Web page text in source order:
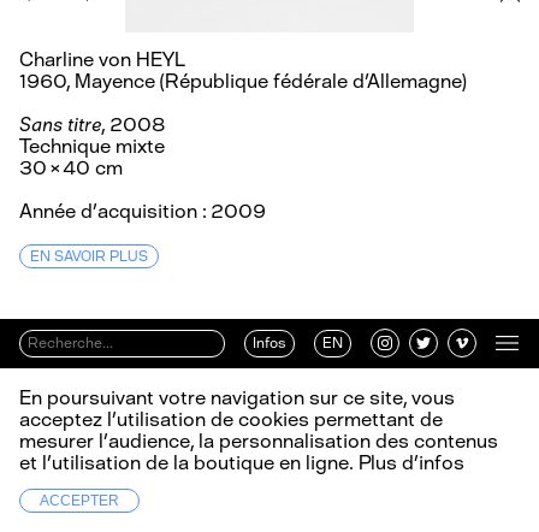
Charline von HEYL
1960, Mayence (République fédérale d'Allemagne)
Sans titre, 2008
Technique mixte
30 × 40 cm
Année d’acquisition : 2009
EN SAVOIR PLUS
Infos EN
En poursuivant votre navigation sur ce site, vous
acceptez l’utilisation de cookies permettant de
mesurer l’audience, la personnalisation des contenus
et l’utilisation de la boutique en ligne. Plus d’infos
ACCEPTER